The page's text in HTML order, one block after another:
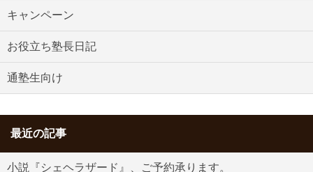
キャンペーン
お役立ち塾長日記
通塾生向け
最近の記事
小説『シェヘラザード』、ご予約承ります。